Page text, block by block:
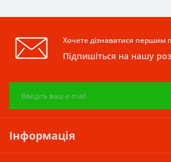
Хочете дізнаватися першим
Підпишіться на нашу
Інформація